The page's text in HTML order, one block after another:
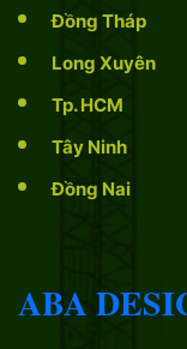
Đồng Tháp
Long Xuyên
Tp. HCM
Tây Ninh
Đồng Nai
ABA